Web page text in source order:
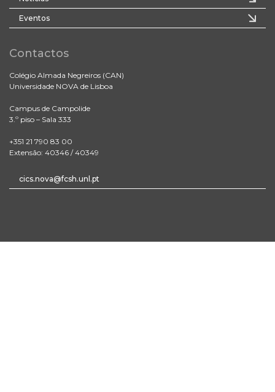
Eventos
Contactos
Colégio Almada Negreiros (CAN)
Universidade NOVA de Lisboa
Campus de Campolide
3.º piso – Sala 333
+351 21 790 83 00
Extensão: 40346 / 40349
cics.nova@fcsh.unl.pt